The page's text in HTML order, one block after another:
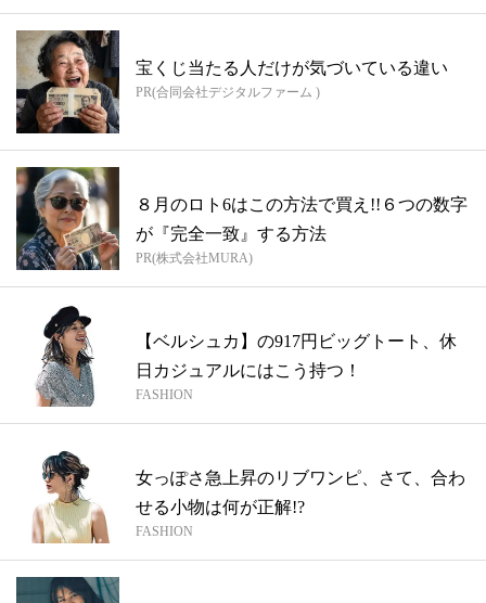
宝くじ当たる人だけが気づいている違い
PR(合同会社デジタルファーム )
８月のロト6はこの方法で買え!!６つの数字
が『完全一致』する方法
PR(株式会社MURA)
【ベルシュカ】の917円ビッグトート、休
日カジュアルにはこう持つ！
FASHION
女っぽさ急上昇のリブワンピ、さて、合わ
せる小物は何が正解!?
FASHION